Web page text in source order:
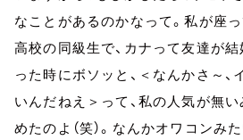
なことがあるのかなって。私が座
高校の同級生で、カナって友達が
った時にボソッと、＜なんかさ～、
いんだねえ＞って、私の人気が無
めたのよ（笑）。なんかオワコンみ